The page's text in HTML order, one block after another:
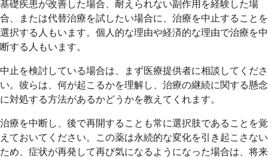
基礎疾患が改善した場合、耐えられない副作用を経験した場
合、または代替治療を試したい場合に、治療を中止することを
選択する人もいます。個人的な理由や経済的な理由で治療を中
断する人もいます。
中止を検討している場合は、まず医療提供者に相談してくださ
い。彼らは、何が起こるかを理解し、治療の継続に関する懸念
に対処する方法があるかどうかを教えてくれます。
治療を中断し、後で再開することも常に選択肢であることを覚
えておいてください。この薬は永続的な変化を引き起こさない
ため、症状が再発して再び気になるようになった場合は、将来